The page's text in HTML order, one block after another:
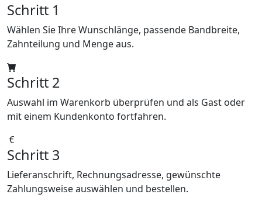
Schritt 1
Wählen Sie Ihre Wunschlänge, passende Bandbreite,
Zahnteilung und Menge aus.
Schritt 2
Auswahl im Warenkorb überprüfen und als Gast oder
mit einem Kundenkonto fortfahren.
Schritt 3
Lieferanschrift, Rechnungsadresse, gewünschte
Zahlungsweise auswählen und bestellen.